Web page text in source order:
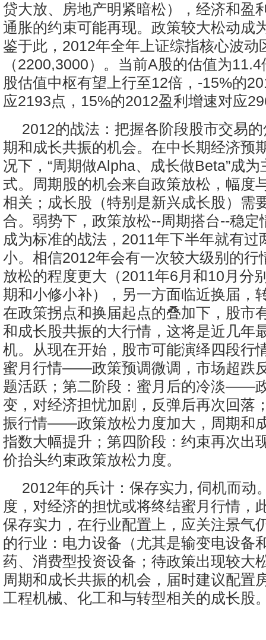
贷大放、房地产明紧暗松），经济和盈
通胀的约束可能再现。政策较大松动成
鉴于此，2012年全年上证综指核心波动
（2200,3000）。当前A股的估值为
股估值中枢有望上行至12倍，-15%的
应2193点，15%的2012盈利增速对应
2012的战法：把握各阶段股市交易
期和成长共振的机会。在中长期经济预
况下，“周期做Alpha、成长做Beta”成
式。周期股的机会来自政策放松，幅度
相关；成长股（特别是新兴成长股）需
合。弱势下，政策放松--周期搭台--稳定
成为标准的战法，2011年下半年就有过
小。相信2012年会有一次较大级别的行
放松的程度更大（2011年6月和10月分
期和小修小补），另一方面临近换届，
在政策拐点和换届起点的叠加下，股市
和成长股共振的大行情，这将是近几年
机。从现在开始，股市可能演绎四段行
蜜月行情——政策预调微调，市场超跌
题活跃；第二阶段：蜜月后的冷淡——
变，对经济担忧加剧，反弹后再次回落
振行情——政策放松力度加大，周期和
指数大幅提升；第四阶段：约束再次
价抬头约束政策放松力度。
2012年的兵计：保存实力, 伺机而动
度，对经济的担忧或将终结蜜月行情，
保存实力，在行业配置上，应关注景气
的行业：电力设备（尤其是输变电设备
药、消费型投资设备；待政策出现较大
周期和成长共振的机会，届时建议配置
工程机械、化工和与转型相关的成长股